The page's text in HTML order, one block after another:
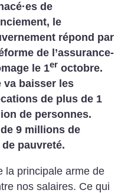
·es de
le
répond par
de l’assurance-
le 1er octobre.
va baisser les
de plus de 1
de personnes.
9 millions de
pauvreté.
la principale arme de
nos salaires. Ce qui